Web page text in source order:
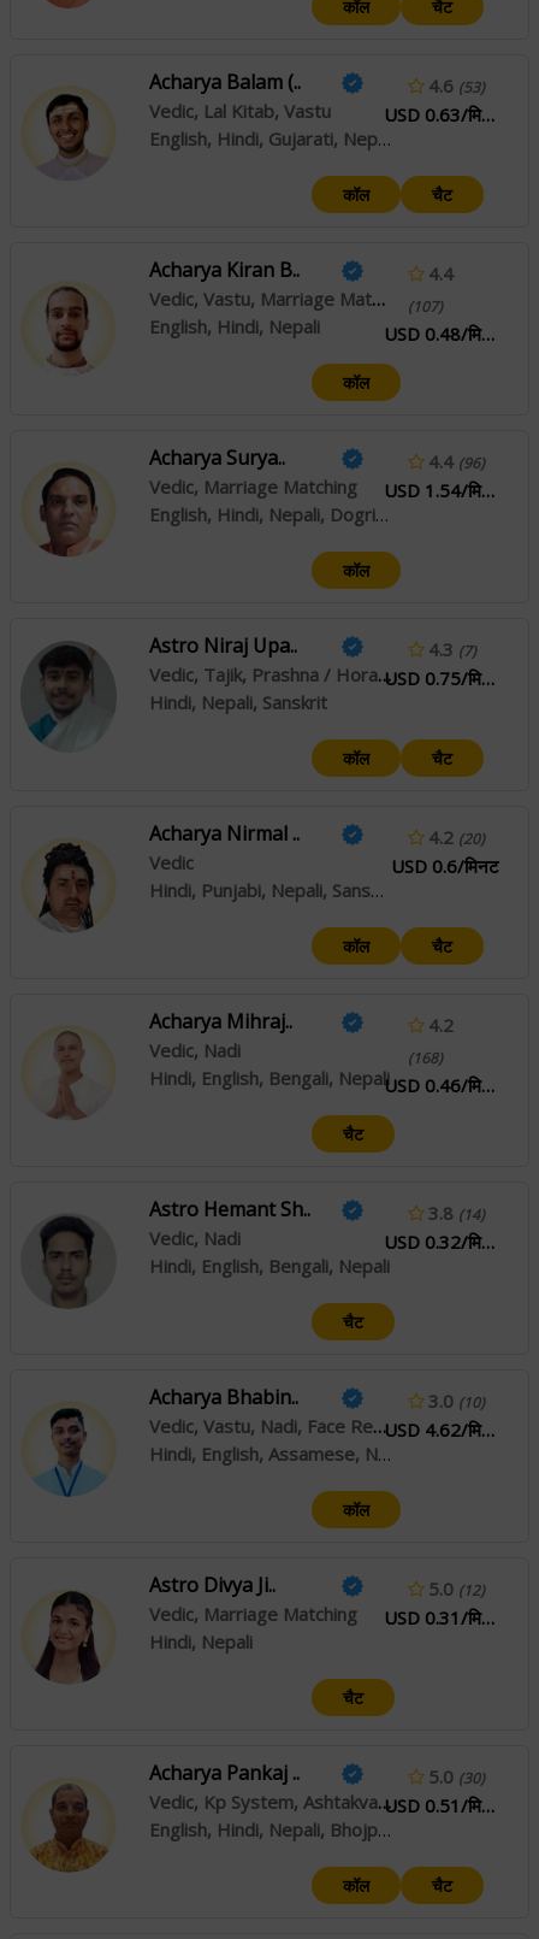
कॉल चैट
Acharya Balam (..
Vedic, Lal Kitab, Vastu
English, Hindi, Gujarati, Nepali, Rajasthani, Haryanvi
4.6 (53)
USD 0.63/मिनट
कॉल चैट
Acharya Kiran B..
Vedic, Vastu, Marriage Matching
English, Hindi, Nepali
4.4
(107)
USD 0.48/मिनट
कॉल
Acharya Surya..
Vedic, Marriage Matching
English, Hindi, Nepali, Dogri, Punjabi, Sanskrit
4.4 (96)
USD 1.54/मिनट
कॉल
Astro Niraj Upa..
Vedic, Tajik, Prashna / Horary
Hindi, Nepali, Sanskrit
4.3 (7)
USD 0.75/मिनट
कॉल चैट
Acharya Nirmal ..
Vedic
Hindi, Punjabi, Nepali, Sanskrit
4.2 (20)
USD 0.6/मिनट
कॉल चैट
Acharya Mihraj..
Vedic, Nadi
Hindi, English, Bengali, Nepali
4.2
(168)
USD 0.46/मिनट
चैट
Astro Hemant Sh..
Vedic, Nadi
Hindi, English, Bengali, Nepali
3.8 (14)
USD 0.32/मिनट
चैट
Acharya Bhabin..
Vedic, Vastu, Nadi, Face Reading
Hindi, English, Assamese, Nepali
3.0 (10)
USD 4.62/मिनट
कॉल
Astro Divya Ji..
Vedic, Marriage Matching
Hindi, Nepali
5.0 (12)
USD 0.31/मिनट
चैट
Acharya Pankaj ..
Vedic, Kp System, Ashtakvarga
English, Hindi, Nepali, Bhojpuri, Maithili, Sanskrit, Rajasthani
5.0 (30)
USD 0.51/मिनट
कॉल चैट